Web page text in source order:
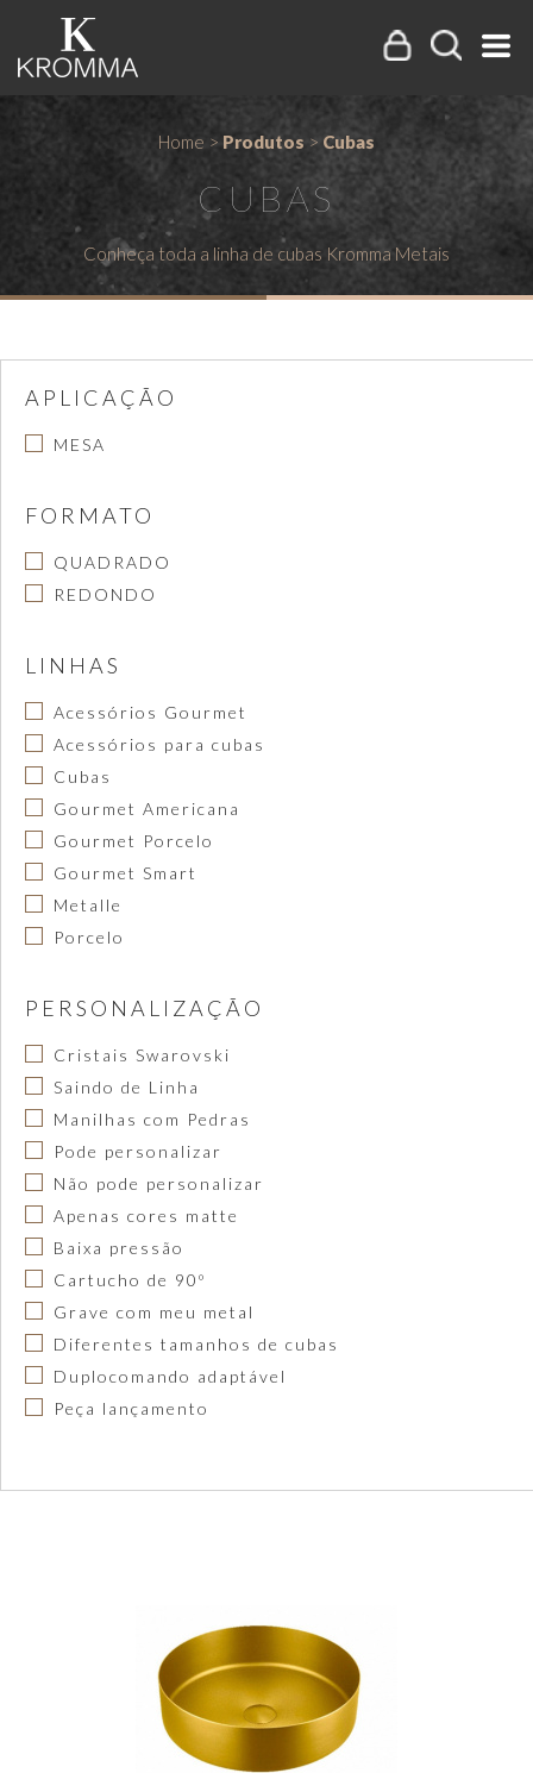
Home > Produtos > Cubas
CUBAS
Conheça toda a linha de cubas Kromma Metais
APLICAÇÃO
MESA
FORMATO
QUADRADO
REDONDO
LINHAS
Acessórios Gourmet
Acessórios para cubas
Cubas
Gourmet Americana
Gourmet Porcelo
Gourmet Smart
Metalle
Porcelo
PERSONALIZAÇÃO
Cristais Swarovski
Saindo de Linha
Manilhas com Pedras
Pode personalizar
Não pode personalizar
Apenas cores matte
Baixa pressão
Cartucho de 90º
Grave com meu metal
Diferentes tamanhos de cubas
Duplocomando adaptável
Peça lançamento